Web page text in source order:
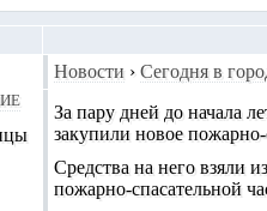
Новости › Сегодня в
За пару дней до начала
закупили новое
Средства на него взяли
пожарно-спасательной